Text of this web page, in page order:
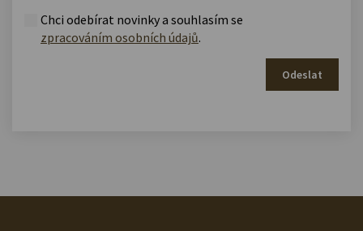
Chci odebírat novinky a souhlasím se
zpracováním osobních údajů.
Odeslat